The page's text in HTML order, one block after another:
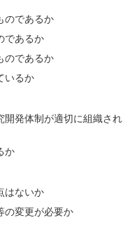
のであるか
であるか
のであるか
いるか
開発体制が適切に組織され
か
はないか
の変更が必要か